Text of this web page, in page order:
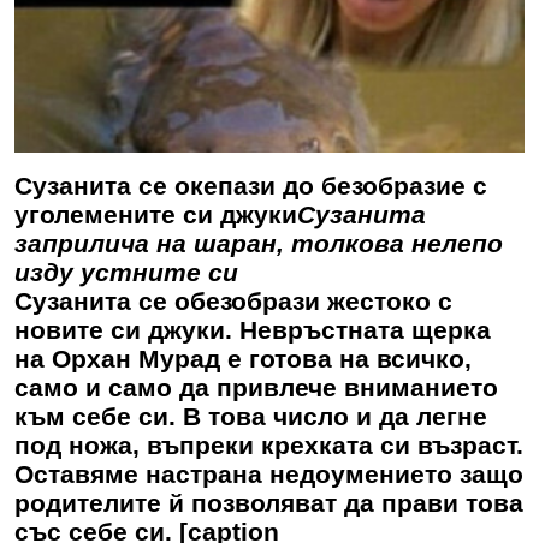
Сузанита се окепази до безобразие с
уголемените си джукиСузанита
заприлича на шаран, толкова нелепо
изду устните си
Сузанита се обезобрази жестоко с
новите си джуки. Невръстната щерка
на Орхан Мурад е готова на всичко,
само и само да привлече вниманието
към себе си. В това число и да легне
под ножа, въпреки крехката си възраст.
Оставяме настрана недоумението защо
родителите й позволяват да прави това
със себе си. [caption